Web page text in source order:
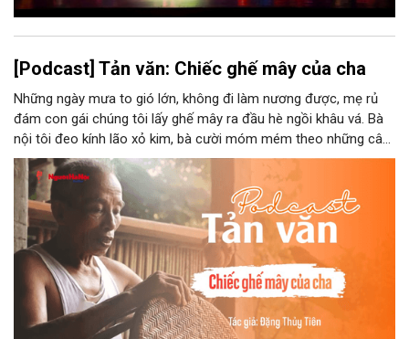
[Podcast] Tản văn: Chiếc ghế mây của cha
Những ngày mưa to gió lớn, không đi làm nương được, mẹ rủ
đám con gái chúng tôi lấy ghế mây ra đầu hè ngồi khâu vá. Bà
nội tôi đeo kính lão xỏ kim, bà cười móm mém theo những câu
chuyện kể tếu táo của đám trẻ chúng tôi. Chiếc ghế mây phát
ra âm thanh kin kít chịu đựng sức nặng cơ thể con người theo
những điệu cười khúc khích.